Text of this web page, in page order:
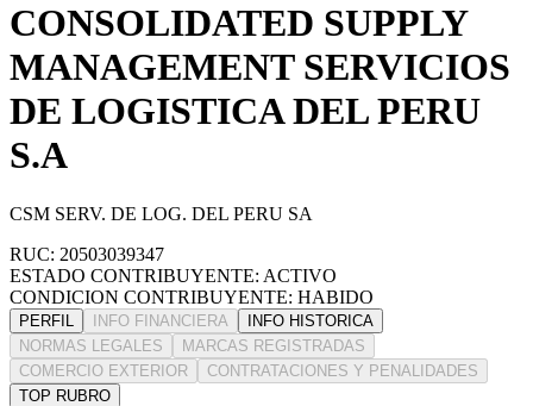
CONSOLIDATED SUPPLY
MANAGEMENT SERVICIOS
DE LOGISTICA DEL PERU
S.A
CSM SERV. DE LOG. DEL PERU SA
RUC: 20503039347
ESTADO CONTRIBUYENTE: ACTIVO
CONDICION CONTRIBUYENTE: HABIDO
PERFIL INFO FINANCIERA
INFO HISTORICA
NORMAS LEGALES
MARCAS REGISTRADAS
COMERCIO EXTERIOR
CONTRATACIONES Y PENALIDADES
TOP RUBRO